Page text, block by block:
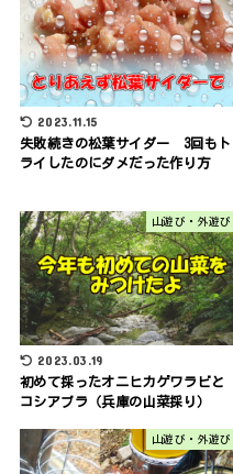
2023.11.15
失敗続きの松葉サイダー 3回もト
ライしたのにダメだった作り方
山遊び・外遊び
2023.03.19
初めて採ったオニヒカゲワラビと
コシアブラ（兵庫の山菜採り）
山遊び・外遊び